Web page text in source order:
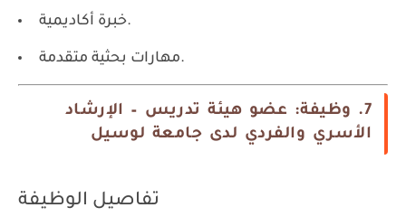
خبرة أكاديمية.
مهارات بحثية متقدمة.
7. وظيفة: عضو هيئة تدريس – الإرشاد
الأسري والفردي لدى جامعة لوسيل
تفاصيل الوظيفة